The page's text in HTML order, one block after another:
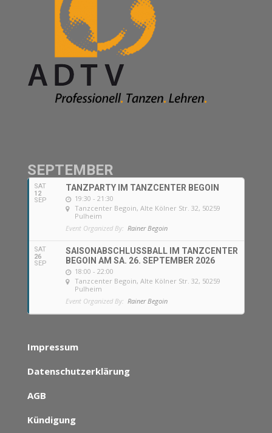
SEPTEMBER
SAT
12
SEP
TANZPARTY IM TANZCENTER BEGOIN
19:30 - 21:30
Tanzcenter Begoin, Alte Kölner Str. 32, 50259
Pulheim
Event Organized By: Rainer Begoin
SAT
26
SEP
SAISONABSCHLUSSBALL IM TANZCENTER
BEGOIN AM SA. 26. SEPTEMBER 2026
18:00 - 22:00
Tanzcenter Begoin, Alte Kölner Str. 32, 50259
Pulheim
Event Organized By: Rainer Begoin
Impressum
Datenschutzerklärung
AGB
Kündigung